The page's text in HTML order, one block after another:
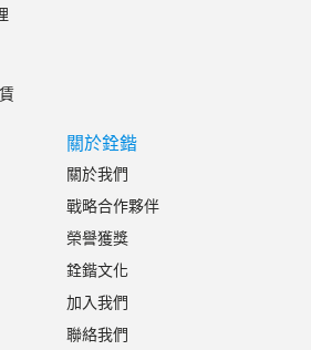
續延用 Amazon Bedrock 方案是維護架構一致
求完全鎖在 AWS 的安全邊界內，適合合規要求
層請求是由 Anthropic 運維，數據會進
Bedrock 仍是唯一首選。 Q3：Claude
」 關係。正如 AWS 官方部落格所言，AWS 提
穩定治理」與「多模型策
的 Claude 工具
connector），我要選哪一個？ 答：
API 功能通常會優先
，雖然 Bedrock 未來也會逐步整合，但如果您
會提供更即時的存取能力。 CKmates
關於銓鍇
關於我們
戰略合作夥伴
榮譽獲獎
銓鍇文化
加入我們
聯絡我們